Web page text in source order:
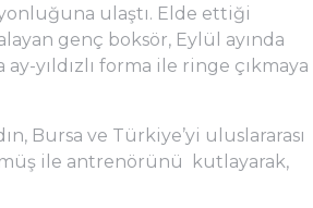
ulaştı. Elde ettiği
genç boksör, Eylül ayında
yıldızlı forma ile ringe çıkmaya
Bursa ve Türkiye’yi uluslararası
ile antrenörünü kutlayarak,